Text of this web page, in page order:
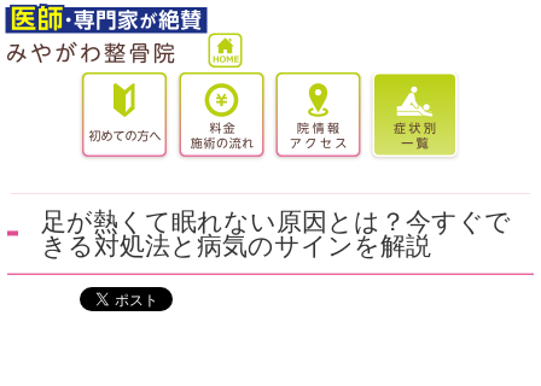
足が熱くて眠れない原因とは？今すぐで
きる対処法と病気のサインを解説